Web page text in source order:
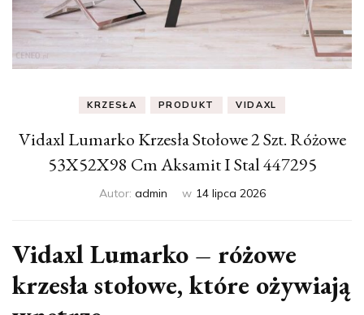
KRZESŁA PRODUKT VIDAXL
Vidaxl Lumarko Krzesła Stołowe 2 Szt. Różowe
53X52X98 Cm Aksamit I Stal 447295
Autor: admin w 14 lipca 2026
Vidaxl Lumarko – różowe
krzesła stołowe, które ożywiają